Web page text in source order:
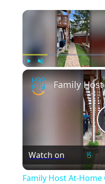
Watch on
Family Host At-